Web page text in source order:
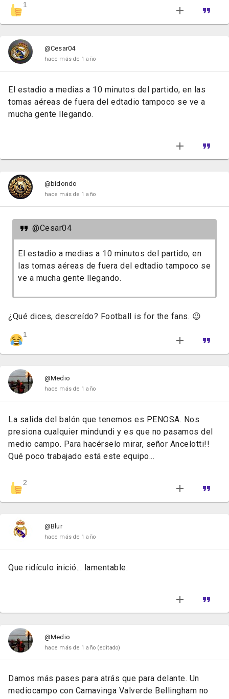
1
@Cesar04
hace más de 1 año
El estadio a medias a 10 minutos del partido, en las
tomas aéreas de fuera del edtadio tampoco se ve a
mucha gente llegando.
@bidondo
hace más de 1 año
@Cesar04
El estadio a medias a 10 minutos del partido, en
las tomas aéreas de fuera del edtadio tampoco se
ve a mucha gente llegando.
¿Qué dices, descreído? Football is for the fans. 😉
1
@Medio
hace más de 1 año
La salida del balón que tenemos es PENOSA. Nos
presiona cualquier mindundi y es que no pasamos del
medio campo. Para hacérselo mirar, señor Ancelotti!!
Qué poco trabajado está este equipo...
2
@Blur
hace más de 1 año
Que ridículo inició... lamentable.
@Medio
hace más de 1 año (editado)
Damos más pases para atrás que para delante. Un
mediocampo con Camavinga Valverde Bellingham no